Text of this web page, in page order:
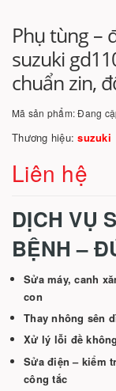
Phụ tùng –
suzuki
chuẩn zin,
Mã sản phẩm:Đang
Thương hiệu:suzuki
Liên hệ
DỊCH VỤ
BỆNH –
Sửa máy, canh
con
Thay nhông sên
Xử lý lỗi đề
Sửa điện – kiểm
công tắc